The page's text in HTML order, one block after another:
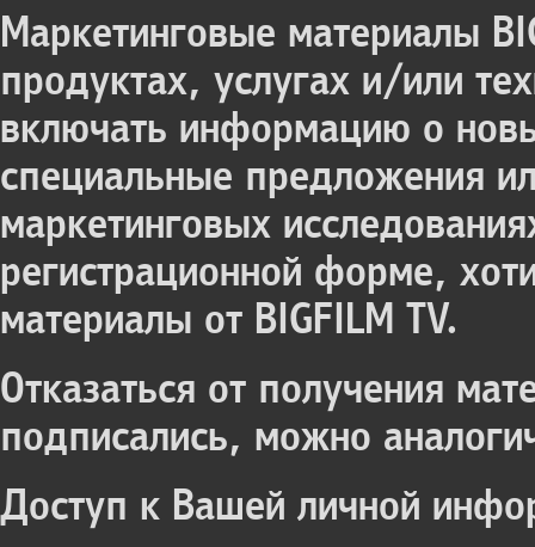
Маркетинговые материалы
продуктах, услугах и/или
включать информацию о
специальные предложения
маркетинговых
регистрационной форме,
материалы от BIGFILM TV.
Отказаться от получения
подписались, можно
Доступ к Вашей личной